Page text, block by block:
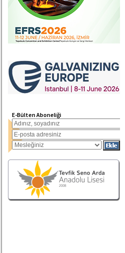
E-Bülten Aboneliği